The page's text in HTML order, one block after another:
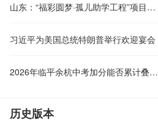
山东：“福彩圆梦·孤儿助学工程”项目两年来共资助2000人
习近平为美国总统特朗普举行欢迎宴会
2026年临平余杭中考加分能否累计叠加规则
历史版本